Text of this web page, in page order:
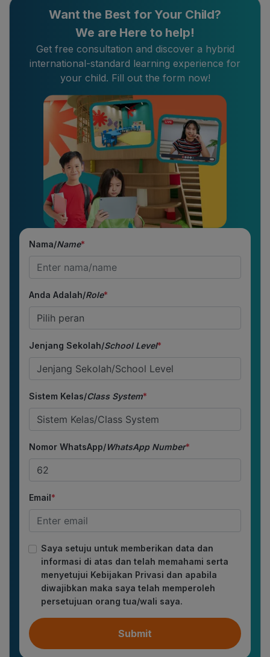
Want the Best for Your Child?
We are Here to help!
Get free consultation and discover a hybrid
international-standard learning experience for
your child. Fill out the form now!
Nama/Name*
Anda Adalah/Role*
Jenjang Sekolah/School Level*
Sistem Kelas/Class System*
Nomor WhatsApp/WhatsApp Number*
Email*
Saya setuju untuk memberikan data dan
informasi di atas dan telah memahami serta
menyetujui Kebijakan Privasi dan apabila
diwajibkan maka saya telah memperoleh
persetujuan orang tua/wali saya.
Submit